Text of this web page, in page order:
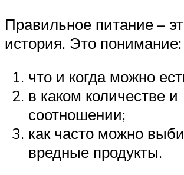
Правильное питание –
история. Это понимание:
что и когда можно
в каком количестве и
соотношении;
как часто можно
вредные продукты.